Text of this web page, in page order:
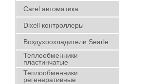
Carel автоматика
Dixell контроллеры
Воздухоохладители Searle
Теплообменники
пластинчатые
Теплообменники
регенеративные